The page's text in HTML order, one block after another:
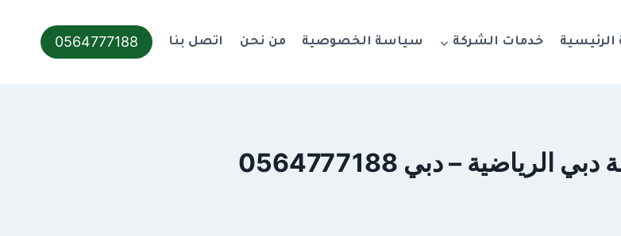
خدمات الشركة سياسة الخصوصية من نحن اتصل بنا 0564777188
– دبي 0564777188